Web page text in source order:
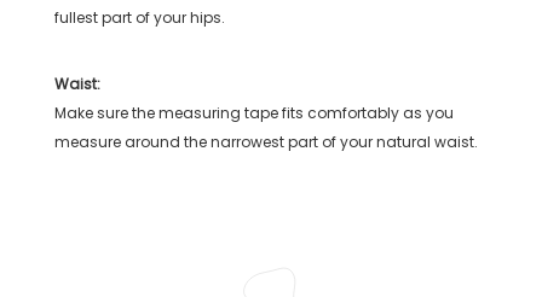
fullest part of your hips.
Waist:
Make sure the measuring tape fits comfortably as you
measure around the narrowest part of your natural waist.